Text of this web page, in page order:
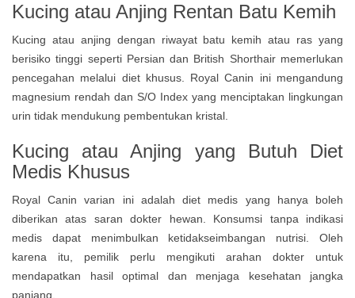
Kucing atau Anjing Rentan Batu Kemih
Kucing atau anjing dengan riwayat batu kemih atau ras yang
berisiko tinggi seperti Persian dan British Shorthair memerlukan
pencegahan melalui diet khusus. Royal Canin ini mengandung
magnesium rendah dan S/O Index yang menciptakan lingkungan
urin tidak mendukung pembentukan kristal.
Kucing atau Anjing yang Butuh Diet
Medis Khusus
Royal Canin varian ini adalah diet medis yang hanya boleh
diberikan atas saran dokter hewan. Konsumsi tanpa indikasi
medis dapat menimbulkan ketidakseimbangan nutrisi. Oleh
karena itu, pemilik perlu mengikuti arahan dokter untuk
mendapatkan hasil optimal dan menjaga kesehatan jangka
panjang.